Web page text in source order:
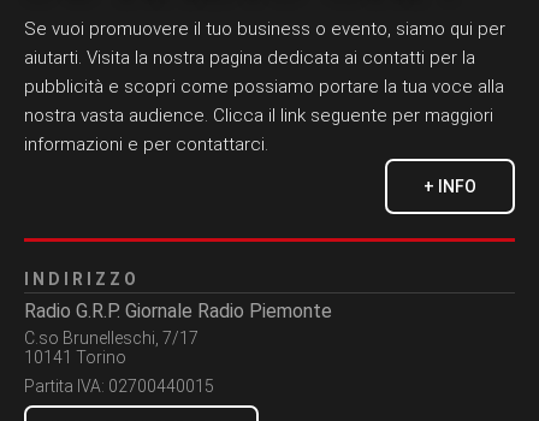
Se vuoi promuovere il tuo business o evento, siamo qui per
aiutarti. Visita la nostra pagina dedicata ai contatti per la
pubblicità e scopri come possiamo portare la tua voce alla
nostra vasta audience. Clicca il link seguente per maggiori
informazioni e per contattarci.
+ INFO
INDIRIZZO
Radio G.R.P. Giornale Radio Piemonte
C.so Brunelleschi, 7/17
10141 Torino
Partita IVA: 02700440015